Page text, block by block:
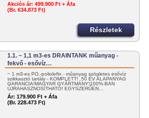
Akciós ár: 499.900 Ft + Áfa
(Br. 634.873 Ft)
Részletek
1.1. ~ 1,1 m3-es DRAINTANK műanyag -
fekvő - esővíz…
~ 1 m3-es PO.-poliolefin - műanyag szögletes esővíz
szikkasztó tartály - KOMPLETT! 50 ÉV ALAPANYAG
GARANCIA!MAGYAR GYÁRTMÁNY!100%-BAN
ÚJRAHASZNOSÍTHATÓ! EGYSZERŰEN…
Ár: 179.900 Ft + Áfa
(Br. 228.473 Ft)